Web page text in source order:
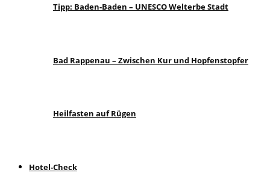
Tipp: Baden-Baden – UNESCO Welterbe Stadt
Bad Rappenau – Zwischen Kur und Hopfenstopfer
Heilfasten auf Rügen
Hotel-Check